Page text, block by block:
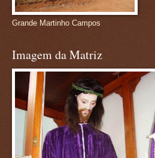
Grande Martinho Campos
Imagem da Matriz